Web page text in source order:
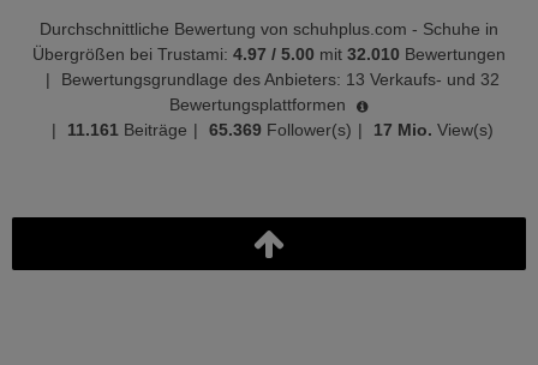
Durchschnittliche Bewertung von schuhplus.com - Schuhe in
Übergrößen bei Trustami: 4.97 / 5.00 mit 32.010 Bewertungen
|
Bewertungsgrundlage des Anbieters: 13 Verkaufs- und 32
Bewertungsplattformen
|
11.161 Beiträge | 65.369 Follower(s) | 17 Mio. View(s)